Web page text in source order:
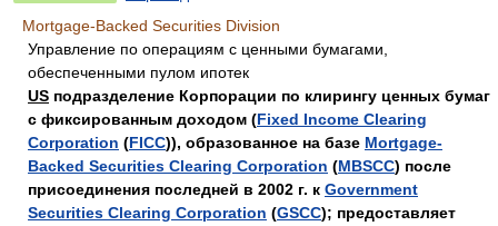
Mortgage-Backed Securities Division
Управление по операциям с ценными бумагами,
обеспеченными пулом ипотек
US подразделение Корпорации по клирингу ценных бумаг
с фиксированным доходом (Fixed Income Clearing
Corporation (FICC)), образованное на базе Mortgage-
Backed Securities Clearing Corporation (MBSCC) после
присоединения последней в 2002 г. к Government
Securities Clearing Corporation (GSCC); предоставляет